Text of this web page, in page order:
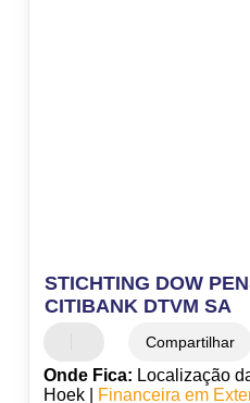
STICHTING DOW
CITIBANK DTVM SA
Compartilhar
Onde Fica: Localização
Hoek |
Financeira em